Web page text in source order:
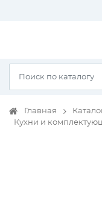
Главная
Кухни и